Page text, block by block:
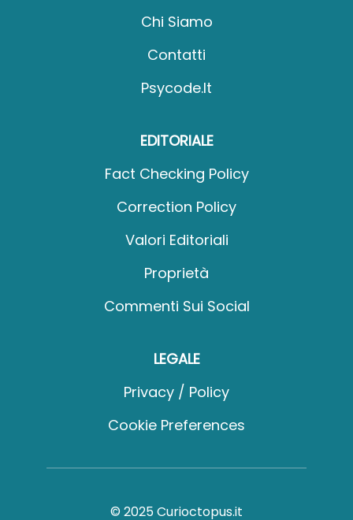
Chi Siamo
Contatti
Psycode.it
EDITORIALE
Fact Checking Policy
Correction Policy
Valori Editoriali
Proprietà
Commenti Sui Social
LEGALE
Privacy / Policy
Cookie Preferences
© 2025 Curioctopus.it